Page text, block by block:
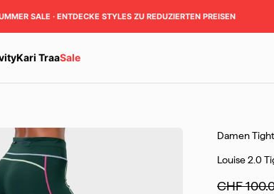
SALE · ENTDECKE STYLES ZU REDUZIERTEN PREISEN
Kari TraaSale
Damen
Louise 2.0
Regulärer
CHF